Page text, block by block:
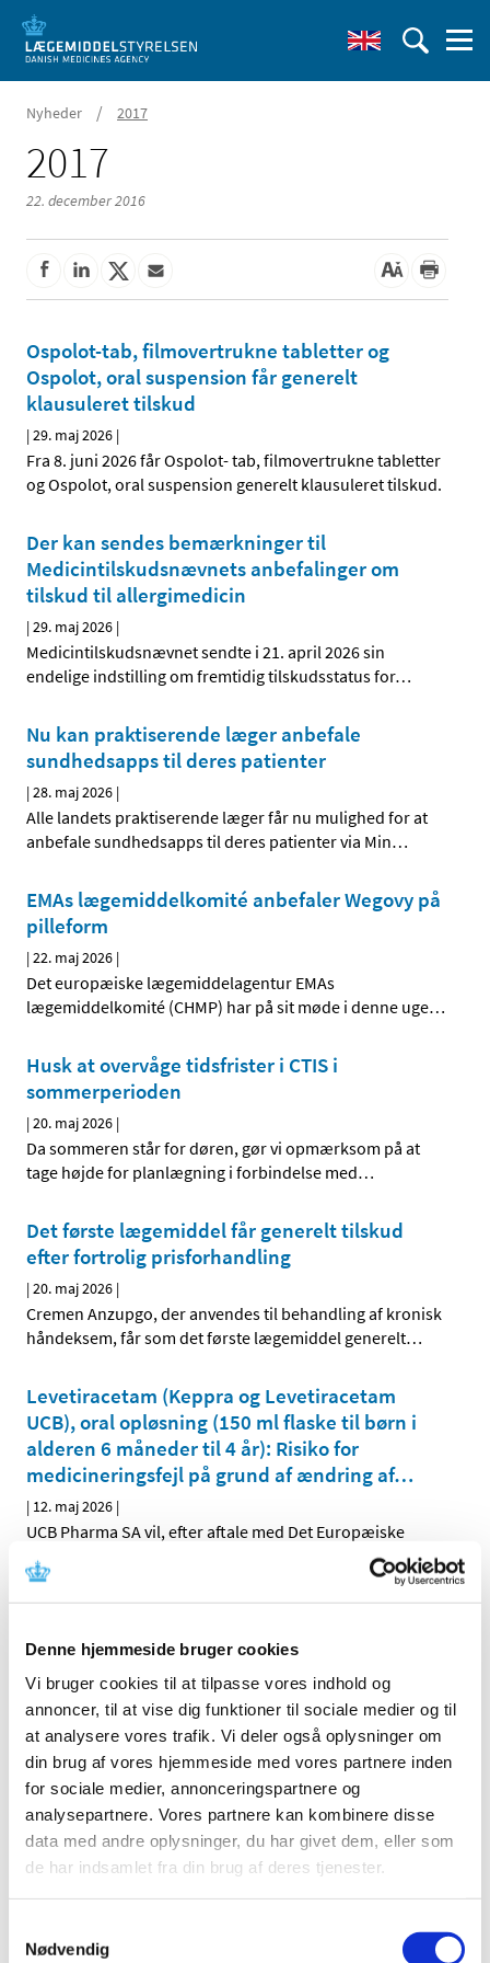
Denne hjemmeside bruger cookies
Vi bruger cookies til at tilpasse vores indhold og
annoncer, til at vise dig funktioner til sociale medier og til
at analysere vores trafik. Vi deler også oplysninger om
din brug af vores hjemmeside med vores partnere inden
for sociale medier, annonceringspartnere og
analysepartnere. Vores partnere kan kombinere disse
data med andre oplysninger, du har givet dem, eller som
de har indsamlet fra din brug af deres tjenester.
Nødvendig
Nyheder / 2017
2017
22. december 2016
Ospolot-tab, filmovertrukne tabletter og
Ospolot, oral suspension får generelt
klausuleret tilskud
|29. maj 2026 |
Fra 8. juni 2026 får Ospolot- tab, filmovertrukne tabletter
og Ospolot, oral suspension generelt klausuleret tilskud.
Der kan sendes bemærkninger til
Medicintilskudsnævnets anbefalinger om
tilskud til allergimedicin
|29. maj 2026 |
Medicintilskudsnævnet sendte i 21. april 2026 sin
endelige indstilling om fremtidig tilskudsstatus for…
Nu kan praktiserende læger anbefale
sundhedsapps til deres patienter
|28. maj 2026 |
Alle landets praktiserende læger får nu mulighed for at
anbefale sundhedsapps til deres patienter via Min…
EMAs lægemiddelkomité anbefaler Wegovy på
pilleform
|22. maj 2026 |
Det europæiske lægemiddelagentur EMAs
lægemiddelkomité (CHMP) har på sit møde i denne uge…
Husk at overvåge tidsfrister i CTIS i
sommerperioden
|20. maj 2026 |
Da sommeren står for døren, gør vi opmærksom på at
tage højde for planlægning i forbindelse med…
Det første lægemiddel får generelt tilskud
efter fortrolig prisforhandling
|20. maj 2026 |
Cremen Anzupgo, der anvendes til behandling af kronisk
håndeksem, får som det første lægemiddel generelt…
Levetiracetam (Keppra og Levetiracetam
UCB), oral opløsning (150 ml flaske til børn i
alderen 6 måneder til 4 år): Risiko for
medicineringsfejl på grund af ændring af…
| 12. maj 2026 |
UCB Pharma SA vil, efter aftale med Det Europæiske
Lægemiddelagentur (EMA) og Lægemiddelstyrelsen, …
levermonitorering grundet tilfælde af alvorlig
leverskade
12. maj 2026
Angelini Pharma S.p.A., vil efter aftale med Det
Europæiske Lægemiddelagentur (EMA) og…
Ændringer i tilskud til ibuprofen og naproxen i
flydende form
|7. maj 2026|